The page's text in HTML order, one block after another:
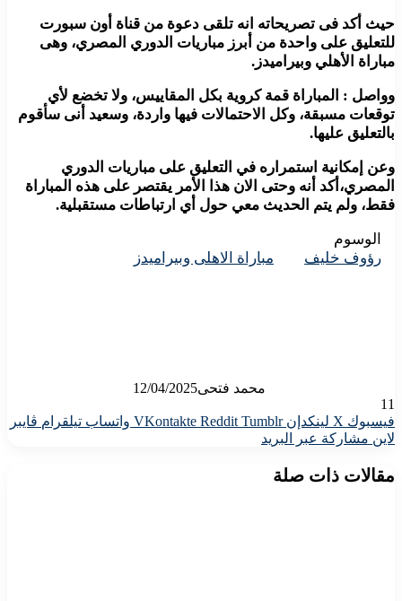
حيث أكد فى تصريحاته انه تلقى دعوة من قناة أون سبورت
للتعليق على واحدة من أبرز مباريات الدوري المصري، وهى
مباراة الأهلي وبيراميدز.
وواصل : المباراة قمة كروية بكل المقاييس، ولا تخضع لأي
توقعات مسبقة، وكل الاحتمالات فيها واردة، وسعيد أنى سأقوم
بالتعليق عليها.
وعن إمكانية استمراره في التعليق على مباريات الدوري
المصري،أكد أنه وحتى الان هذا الأمر يقتصر على هذه المباراة
فقط، ولم يتم الحديث معي حول أي ارتباطات مستقبلية.
الوسوم
رؤوف خليف
مباراة الاهلى وبيراميدز
محمد فتحى12/04/2025
11
فيسبوك X لينكدإن واتساب تيلقرام ڤايبر
لاين مشاركة عبر البريد
مقالات ذات صلة